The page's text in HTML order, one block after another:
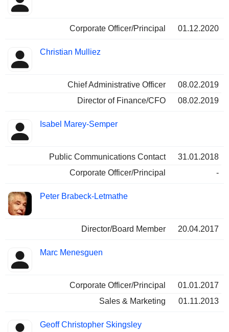
Corporate Officer/Principal 01.12.2020
Christian Mulliez
Chief Administrative Officer
08.02.2019
Director of Finance/CFO
08.02.2019
Isabel Marey-Semper
Public Communications Contact
31.01.2018
Corporate Officer/Principal
-
Peter Brabeck-Letmathe
Director/Board Member 20.04.2017
Marc Menesguen
Corporate Officer/Principal
01.01.2017
Sales & Marketing
01.11.2013
Geoff Christopher Skingsley